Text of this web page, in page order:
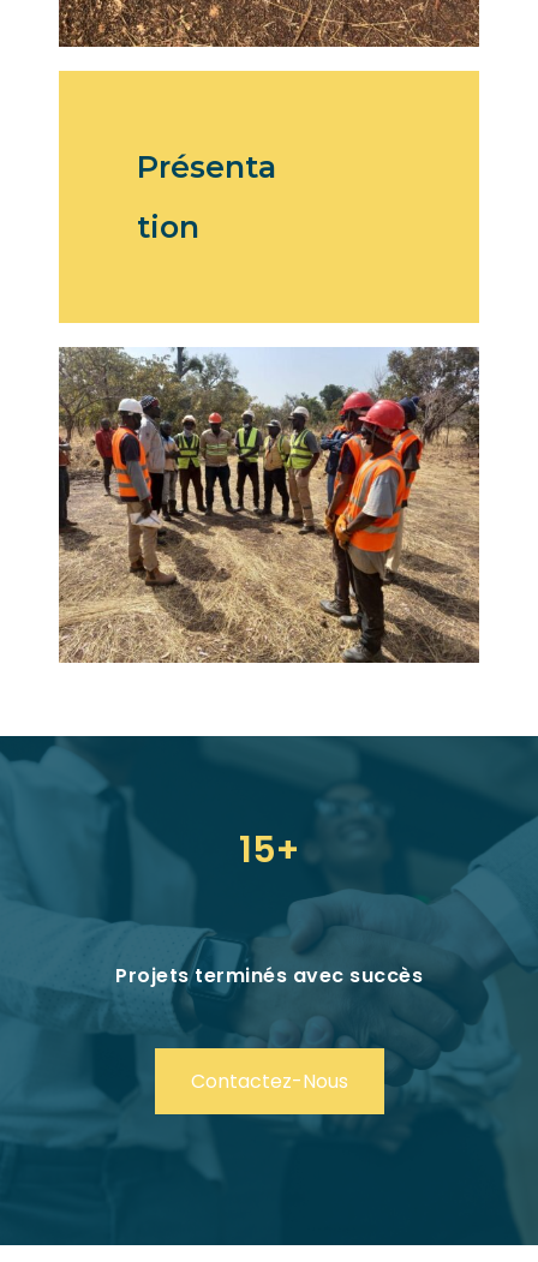
Présenta
tion
15+
Projets terminés avec succès
Contactez-Nous